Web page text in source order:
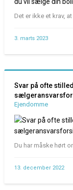
Det er ikke et krav,
3. marts 2023
Svar på ofte
Ejendomme
Du har måske hørt
13. december 2022